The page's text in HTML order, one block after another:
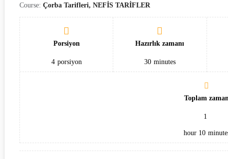
Course: Çorba Tarifleri, NEFİS TARİFLER
Porsiyon
4 porsiyon
Hazırlık zamanı
30 minutes
Toplam zaman
1
hour 10